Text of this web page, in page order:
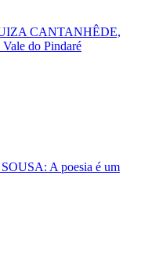
CANTANHÊDE,
Vale do Pindaré
A poesia é um